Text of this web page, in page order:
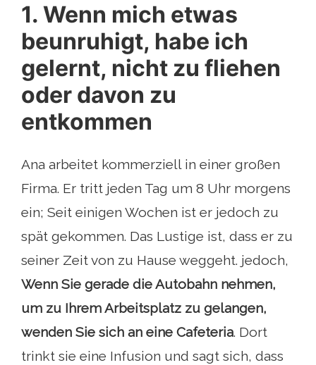
1. Wenn mich etwas
beunruhigt, habe ich
gelernt, nicht zu fliehen
oder davon zu
entkommen
Ana arbeitet kommerziell in einer großen
Firma. Er tritt jeden Tag um 8 Uhr morgens
ein; Seit einigen Wochen ist er jedoch zu
spät gekommen. Das Lustige ist, dass er zu
seiner Zeit von zu Hause weggeht. jedoch,
Wenn Sie gerade die Autobahn nehmen,
um zu Ihrem Arbeitsplatz zu gelangen,
wenden Sie sich an eine Cafeteria. Dort
trinkt sie eine Infusion und sagt sich, dass